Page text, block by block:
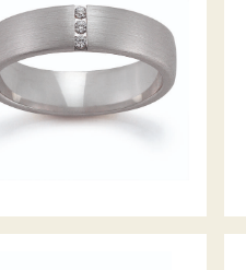
GERSTNER TRAURINGE